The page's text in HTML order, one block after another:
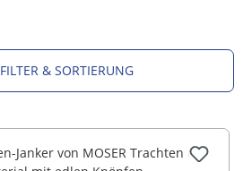
FILTER & SORTIERUNG